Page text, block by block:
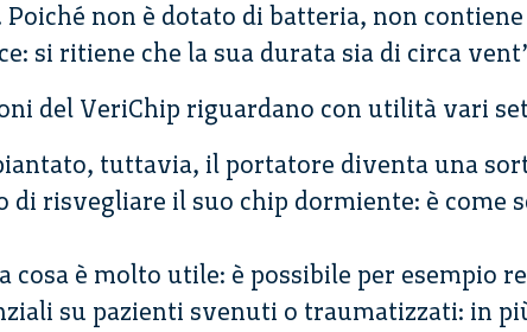
Poiché non è dotato di batteria, non
si ritiene che la sua durata sia di circa
del VeriChip riguardano con utilità vari
tuttavia, il portatore diventa una
di risvegliare il suo chip dormiente: è come
cosa è molto utile: è possibile per esempio
su pazienti svenuti o traumatizzati: in